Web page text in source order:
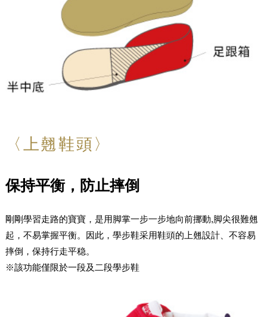
〈上翹鞋頭〉
保持平衡，防止摔倒
剛剛學習走路的寶寶，是用脚掌一步一步地向前挪動,脚尖很難翹
起，不易掌握平衡。因此，學步鞋采用鞋頭的上翹設計、不容易
摔倒，保持行走平稳。
※該功能僅限於一段及二段學步鞋